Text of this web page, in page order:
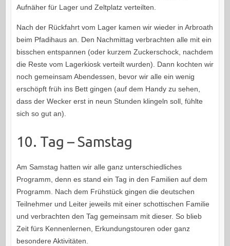
Aufnäher für Lager und Zeltplatz verteilten.
Nach der Rückfahrt vom Lager kamen wir wieder in Arbroath
beim Pfadihaus an. Den Nachmittag verbrachten alle mit ein
bisschen entspannen (oder kurzem Zuckerschock, nachdem
die Reste vom Lagerkiosk verteilt wurden). Dann kochten wir
noch gemeinsam Abendessen, bevor wir alle ein wenig
erschöpft früh ins Bett gingen (auf dem Handy zu sehen,
dass der Wecker erst in neun Stunden klingeln soll, fühlte
sich so gut an).
10. Tag – Samstag
Am Samstag hatten wir alle ganz unterschiedliches
Programm, denn es stand ein Tag in den Familien auf dem
Programm. Nach dem Frühstück gingen die deutschen
Teilnehmer und Leiter jeweils mit einer schottischen Familie
und verbrachten den Tag gemeinsam mit dieser. So blieb
Zeit fürs Kennenlernen, Erkundungstouren oder ganz
besondere Aktivitäten.